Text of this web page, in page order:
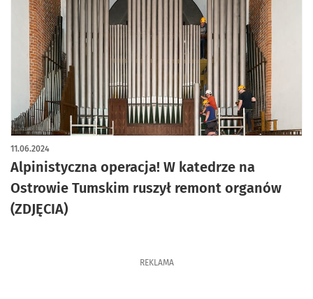
Alpinistyczna operacja! W katedrze na
Ostrowie Tumskim ruszył remont organów
(ZDJĘCIA)
11.06.2024
artykuł z galerią zdjęć
REKLAMA